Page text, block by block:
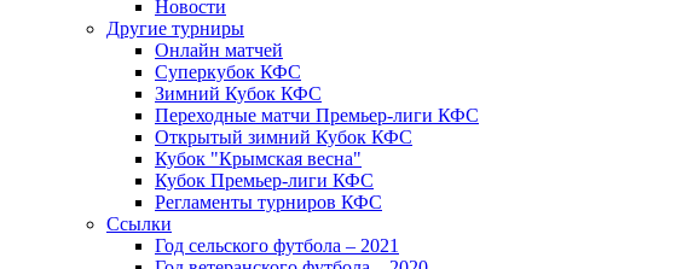
Новости
Другие турниры
Онлайн матчей
Суперкубок КФС
Зимний Кубок КФС
Переходные матчи Премьер-лиги КФС
Открытый зимний Кубок КФС
Кубок "Крымская весна"
Кубок Премьер-лиги КФС
Регламенты турниров КФС
Ссылки
Год сельского футбола – 2021